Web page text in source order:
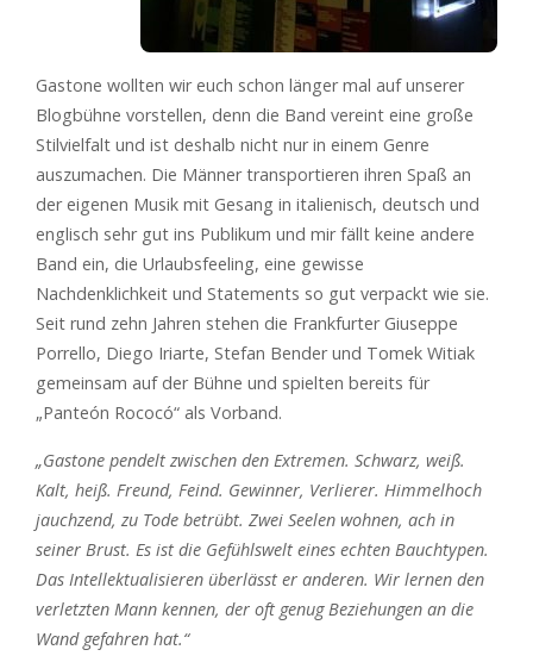
Gastone wollten wir euch schon länger mal auf unserer
Blogbühne vorstellen, denn die Band vereint eine große
Stilvielfalt und ist deshalb nicht nur in einem Genre
auszumachen. Die Männer transportieren ihren Spaß an
der eigenen Musik mit Gesang in italienisch, deutsch und
englisch sehr gut ins Publikum und mir fällt keine andere
Band ein, die Urlaubsfeeling, eine gewisse
Nachdenklichkeit und Statements so gut verpackt wie sie.
Seit rund zehn Jahren stehen die Frankfurter Giuseppe
Porrello, Diego Iriarte, Stefan Bender und Tomek Witiak
gemeinsam auf der Bühne und spielten bereits für
„Panteón Rococó“ als Vorband.
„Gastone pendelt zwischen den Extremen. Schwarz, weiß.
Kalt, heiß. Freund, Feind. Gewinner, Verlierer. Himmelhoch
jauchzend, zu Tode betrübt. Zwei Seelen wohnen, ach in
seiner Brust. Es ist die Gefühlswelt eines echten Bauchtypen.
Das Intellektualisieren überlässt er anderen. Wir lernen den
verletzten Mann kennen, der oft genug Beziehungen an die
Wand gefahren hat.“